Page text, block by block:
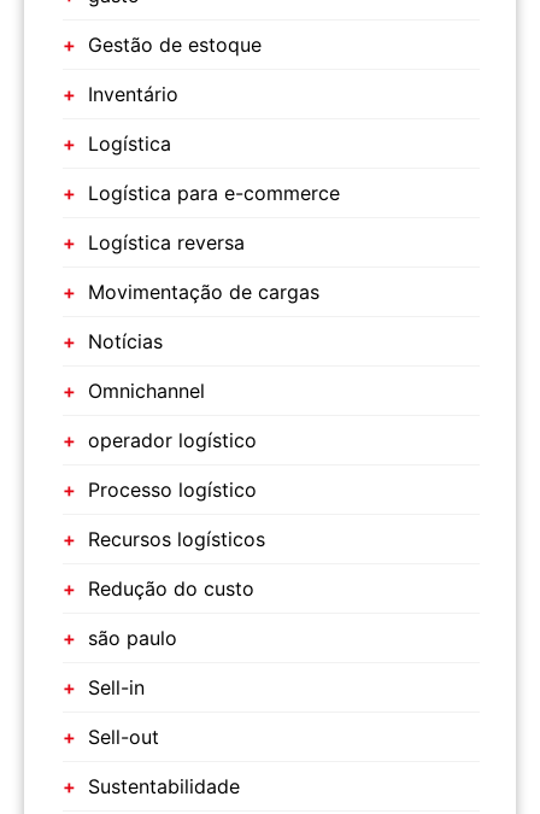
Gestão de estoque
Inventário
Logística
Logística para e-commerce
Logística reversa
Movimentação de cargas
Notícias
Omnichannel
operador logístico
Processo logístico
Recursos logísticos
Redução do custo
são paulo
Sell-in
Sell-out
Sustentabilidade